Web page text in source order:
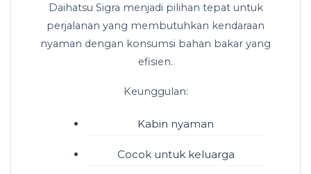
Daihatsu Sigra menjadi pilihan tepat untuk
perjalanan yang membutuhkan kendaraan
nyaman dengan konsumsi bahan bakar yang
efisien.
Keunggulan:
Kabin nyaman
Cocok untuk keluarga